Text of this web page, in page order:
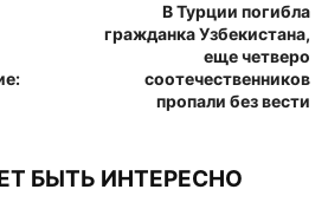
В Турции погибла
гражданка Узбекистана,
еще четверо
соотечественников
пропали без вести
БЫТЬ ИНТЕРЕСНО